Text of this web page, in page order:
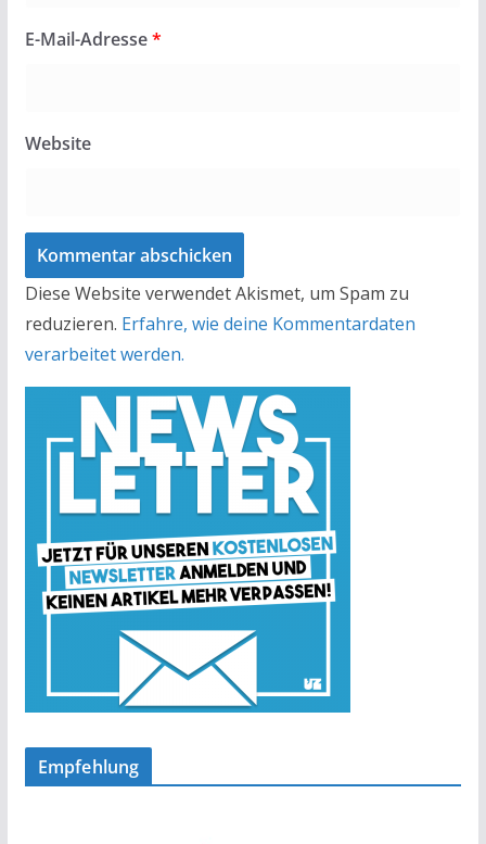
E-Mail-Adresse*
Website
Diese Website verwendet Akismet, um Spam zu
reduzieren. Erfahre, wie deine Kommentardaten
verarbeitet werden.
Empfehlung